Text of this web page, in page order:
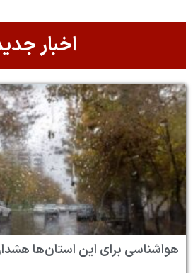
اخبار
هواشناسی برای این استان‌ها